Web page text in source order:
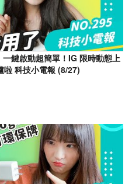
鍵啟動超簡單！IG 限時動態上
啦 科技小電報 (8/27)